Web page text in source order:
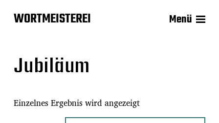
WORTMEISTEREI Menü
Jubiläum
Einzelnes Ergebnis wird angezeigt